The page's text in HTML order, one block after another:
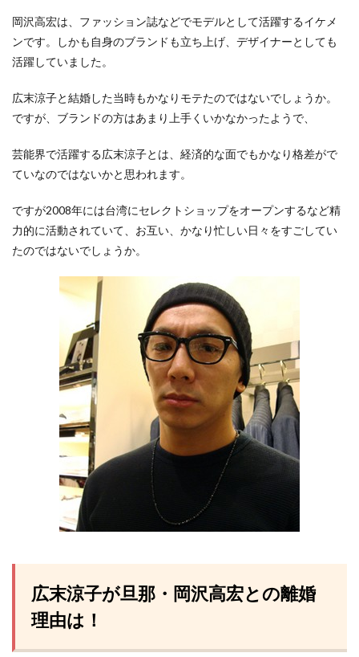
岡沢高宏は、ファッション誌などでモデルとして活躍するイケメ
ンです。しかも自身のブランドも立ち上げ、デザイナーとしても
活躍していました。
広末涼子と結婚した当時もかなりモテたのではないでしょうか。
ですが、ブランドの方はあまり上手くいかなかったようで、
芸能界で活躍する広末涼子とは、経済的な面でもかなり格差がで
ていなのではないかと思われます。
ですが2008年には台湾にセレクトショップをオープンするなど精
力的に活動されていて、お互い、かなり忙しい日々をすごしてい
たのではないでしょうか。
広末涼子が旦那・岡沢高宏との離婚
理由は！